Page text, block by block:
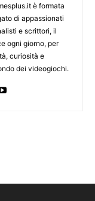
è formata
di appassionati
e scrittori, il
ogni giorno, per
curiosità e
dei videogiochi.